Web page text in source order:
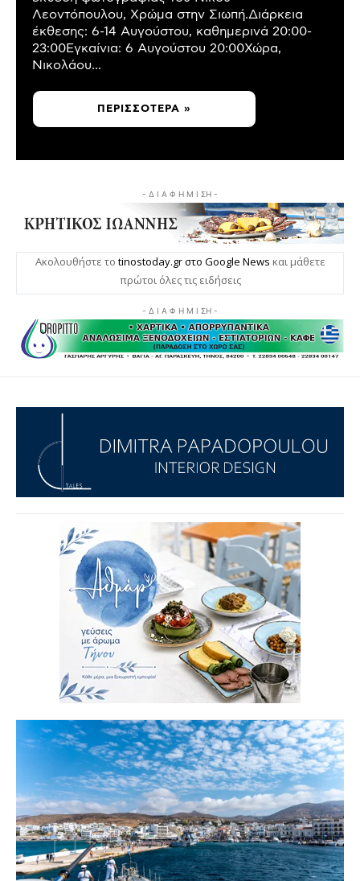
Λεοντόπουλου, Χρώμα στην Σιωπή.Διάρκεια
έκθεσης: 6-14 Αυγούστου, καθημερινά 20:00-
23:00Εγκαίνια: 6 Αυγούστου 20:00Χώρα,
Νικολάου...
ΠΕΡΙΣΣΌΤΕΡΑ »
- Δ Ι Α Φ Η Μ Ι ΣΗ -
Ακολουθήστε το tinostoday.gr στο Google News και μάθετε
πρώτοι όλες τις ειδήσεις
- Δ Ι Α Φ Η Μ Ι ΣΗ -